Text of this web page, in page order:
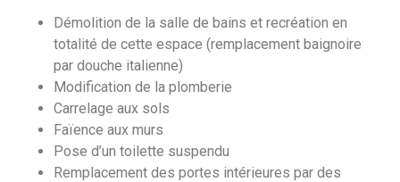
Démolition de la salle de bains et recréation en
totalité de cette espace (remplacement baignoire
par douche italienne)
Modification de la plomberie
Carrelage aux sols
Faïence aux murs
Pose d’un toilette suspendu
Remplacement des portes intérieures par des